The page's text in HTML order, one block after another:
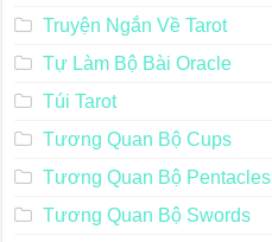
Truyện Ngắn Về Tarot
Tự Làm Bộ Bài Oracle
Túi Tarot
Tương Quan Bộ Cups
Tương Quan Bộ Pentacles
Tương Quan Bộ Swords